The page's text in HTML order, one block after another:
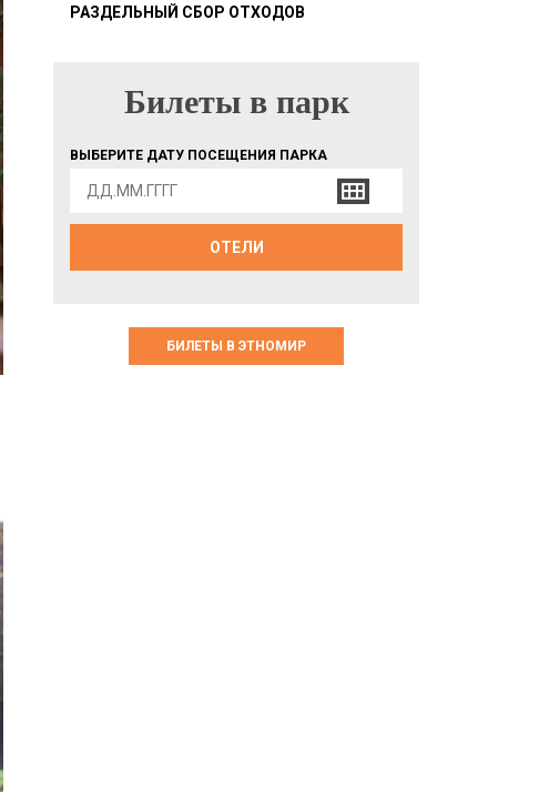
РАЗДЕЛЬНЫЙ СБОР ОТХОДОВ
БИЛЕТЫ В ПАРК
Билеты в парк
ВЫБЕРИТЕ ДАТУ ПОСЕЩЕНИЯ ПАРКА
ОТЕЛИ
БИЛЕТЫ В ЭТНОМИР